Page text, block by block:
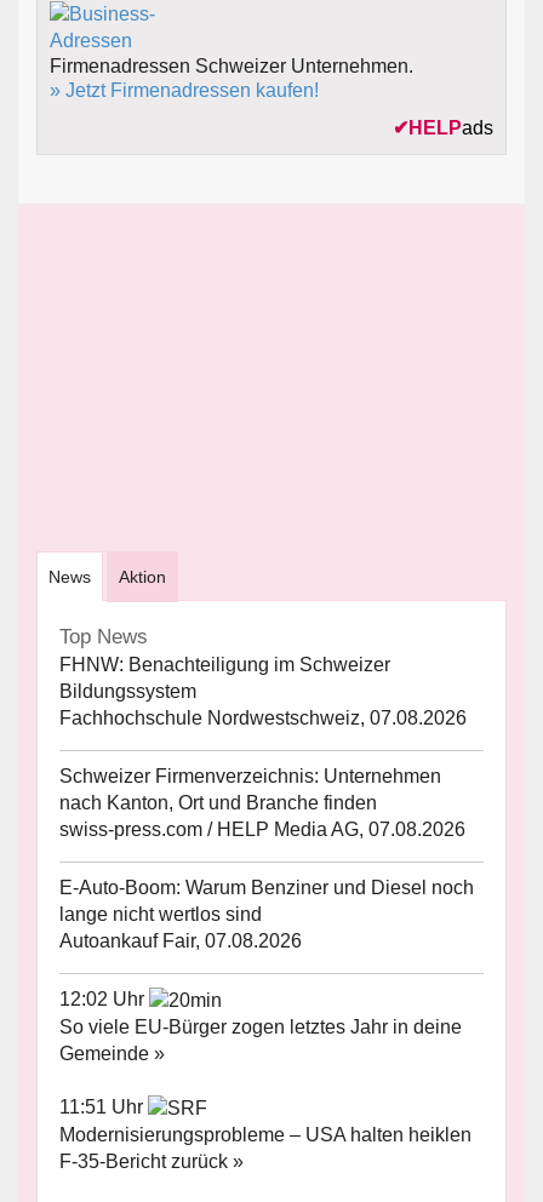
Firmenadressen Schweizer Unternehmen.
» Jetzt Firmenadressen kaufen!
✔ HELPads
News Aktion
Top News
FHNW: Benachteiligung im Schweizer
Bildungssystem
Fachhochschule Nordwestschweiz, 07.08.2026
Schweizer Firmenverzeichnis: Unternehmen
nach Kanton, Ort und Branche finden
swiss-press.com / HELP Media AG, 07.08.2026
E-Auto-Boom: Warum Benziner und Diesel noch
lange nicht wertlos sind
Autoankauf Fair, 07.08.2026
12:02 Uhr
So viele EU-Bürger zogen letztes Jahr in deine
Gemeinde »
11:51 Uhr
Modernisierungsprobleme – USA halten heiklen
F-35-Bericht zurück »